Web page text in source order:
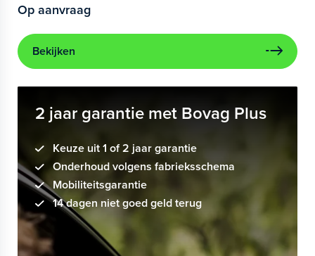
Op aanvraag
Bekijken
2 jaar garantie met Bovag Plus
Keuze uit 1 of 2 jaar garantie
Onderhoud volgens fabrieksschema
Mobiliteitsgarantie
14 dagen niet goed geld terug